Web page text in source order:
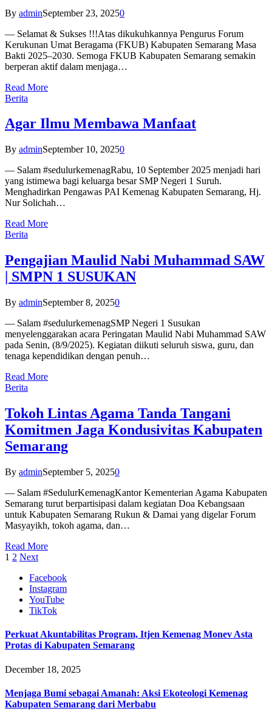
By adminSeptember 23, 20250
— Selamat & Sukses !!!Atas dikukuhkannya Pengurus Forum
Kerukunan Umat Beragama (FKUB) Kabupaten Semarang Masa
Bakti 2025–2030. Semoga FKUB Kabupaten Semarang semakin
berperan aktif dalam menjaga…
Read More
Berita
Agar Ilmu Membawa Manfaat
By adminSeptember 10, 20250
— Salam #sedulurkemenagRabu, 10 September 2025 menjadi hari
yang istimewa bagi keluarga besar SMP Negeri 1 Suruh.
Menghadirkan Pengawas PAI Kemenag Kabupaten Semarang, Hj.
Nur Solichah…
Read More
Berita
Pengajian Maulid Nabi Muhammad SAW
| SMPN 1 SUSUKAN
By adminSeptember 8, 20250
— Salam #sedulurkemenagSMP Negeri 1 Susukan
menyelenggarakan acara Peringatan Maulid Nabi Muhammad SAW
pada Senin, (8/9/2025). Kegiatan diikuti seluruh siswa, guru, dan
tenaga kependidikan dengan penuh…
Read More
Berita
Tokoh Lintas Agama Tanda Tangani
Komitmen Jaga Kondusivitas Kabupaten
Semarang
By adminSeptember 5, 20250
— Salam #SedulurKemenagKantor Kementerian Agama Kabupaten
Semarang turut berpartisipasi dalam kegiatan Doa Kebangsaan
untuk Kabupaten Semarang Rukun & Damai yang digelar Forum
Masyayikh, tokoh agama, dan…
Read More
1 2 Next
Facebook
Instagram
YouTube
TikTok
Perkuat Akuntabilitas Program, Itjen Kemenag Monev Asta
Protas di Kabupaten Semarang
December 18, 2025
Menjaga Bumi sebagai Amanah: Aksi Ekoteologi Kemenag
Kabupaten Semarang dari Merbabu